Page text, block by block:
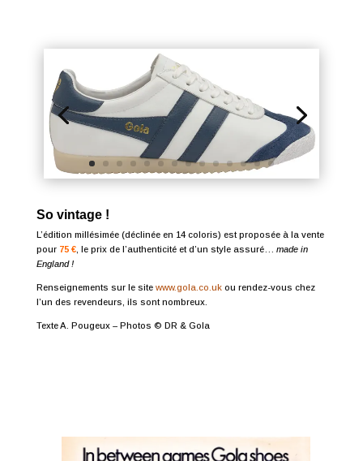
So vintage !
L’édition millésimée (déclinée en 14 coloris) est proposée à la vente
pour 75 €, le prix de l’authenticité et d’un style assuré… made in
England !
Renseignements sur le site www.gola.co.ukou rendez-vous chez
l’un des revendeurs, ils sont nombreux.
Texte A. Pougeux – Photos © DR & Gola